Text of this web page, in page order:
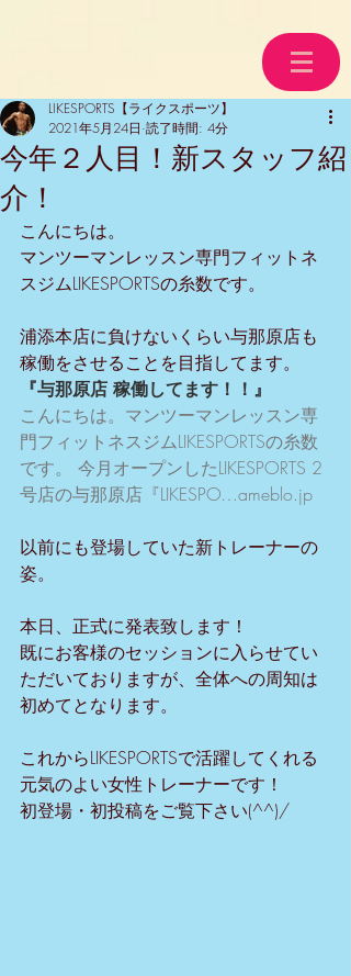
今年２人目！新スタッフ紹
介！
LIKESPORTS【ライクスポーツ】
2021年5月24日 読了時間: 4分
こんにちは。
マンツーマンレッスン専門フィットネ
スジムLIKESPORTSの糸数です。
浦添本店に負けないくらい与那原店も
稼働をさせることを目指してます。
『与那原店 稼働してます！！』
こんにちは。マンツーマンレッスン専
門フィットネスジムLIKESPORTSの糸数
です。 今月オープンしたLIKESPORTS 2
号店の与那原店『LIKESPO…ameblo.jp
以前にも登場していた新トレーナーの
姿。
本日、正式に発表致します！
既にお客様のセッションに入らせてい
ただいておりますが、全体への周知は
初めてとなります。
これからLIKESPORTSで活躍してくれる
元気のよい女性トレーナーです！
初登場・初投稿をご覧下さい(^^)/